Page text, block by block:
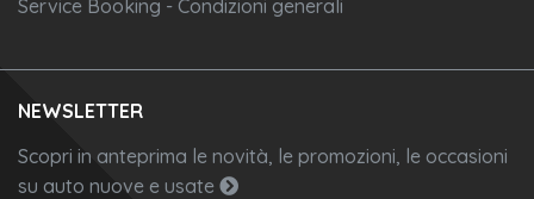
Service Booking - Condizioni generali
NEWSLETTER
Scopri in anteprima le novità, le promozioni, le occasioni
su auto nuove e usate